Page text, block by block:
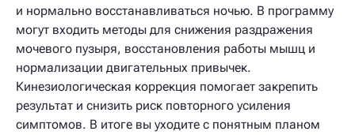
и нормально восстанавливаться ночью. В программу
могут входить методы для снижения раздражения
мочевого пузыря, восстановления работы мышц и
нормализации двигательных привычек.
Кинезиологическая коррекция помогает закрепить
результат и снизить риск повторного усиления
симптомов. В итоге вы уходите с понятным планом